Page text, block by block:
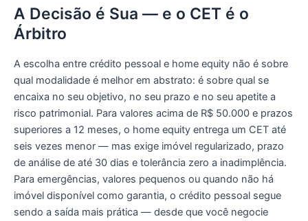
A Decisão é Sua — e o CET é o
Árbitro
A escolha entre crédito pessoal e home equity não é sobre
qual modalidade é melhor em abstrato: é sobre qual se
encaixa no seu objetivo, no seu prazo e no seu apetite a
risco patrimonial. Para valores acima de R$ 50.000 e prazos
superiores a 12 meses, o home equity entrega um CET até
seis vezes menor — mas exige imóvel regularizado, prazo
de análise de até 30 dias e tolerância zero a inadimplência.
Para emergências, valores pequenos ou quando não há
imóvel disponível como garantia, o crédito pessoal segue
sendo a saída mais prática — desde que você negocie